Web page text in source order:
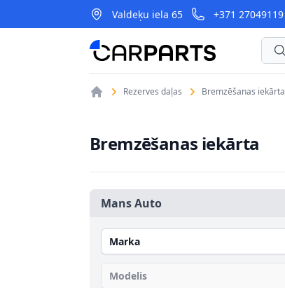
Valdeķu iela 65 +371 27049119
CarParts
Rezerves daļas Bremzēšanas iekārta
Bremzēšanas iekārta
Mans Auto
Marka
Modelis